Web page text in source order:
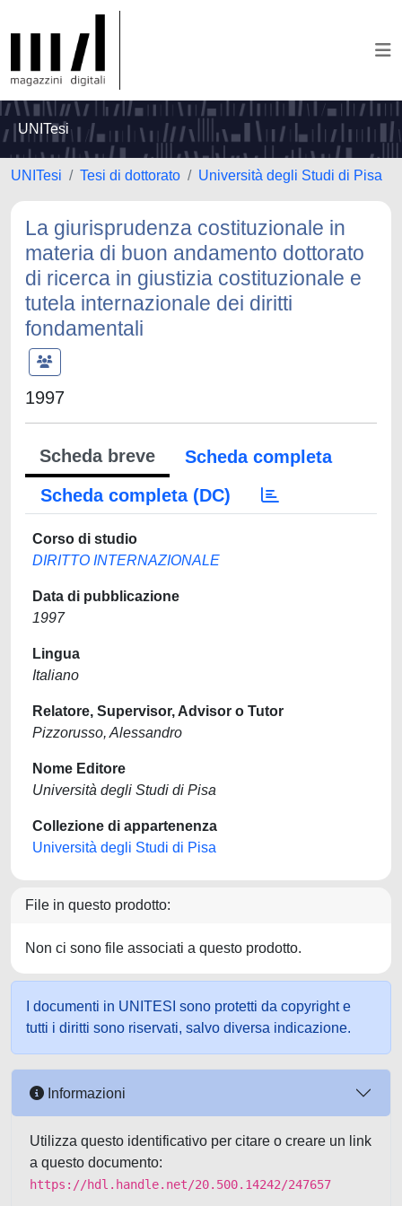
UNITesi
UNITesi Tesi di dottorato Università degli Studi di Pisa
La giurisprudenza costituzionale in
materia di buon andamento dottorato
di ricerca in giustizia costituzionale e
tutela internazionale dei diritti
fondamentali
1997
Scheda breve
Scheda completa
Scheda completa (DC)
Corso di studio
DIRITTO INTERNAZIONALE
Data di pubblicazione
1997
Lingua
Italiano
Relatore, Supervisor, Advisor o Tutor
Pizzorusso, Alessandro
Nome Editore
Università degli Studi di Pisa
Collezione di appartenenza
Università degli Studi di Pisa
File in questo prodotto:
Non ci sono file associati a questo prodotto.
I documenti in UNITESI sono protetti da copyright e
tutti i diritti sono riservati, salvo diversa indicazione.
Informazioni
Utilizza questo identificativo per citare o creare un link
a questo documento:
https://hdl.handle.net/20.500.14242/247657